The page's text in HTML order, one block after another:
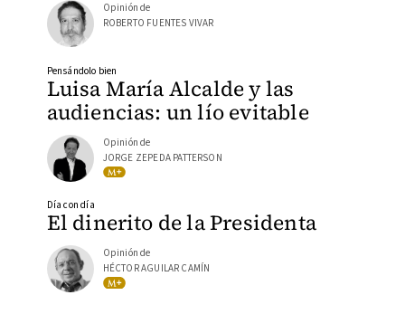
Opinión de
ROBERTO FUENTES VIVAR
Luisa María Alcalde y las
audiencias: un lío evitable
Pensándolo bien
Opinión de
JORGE ZEPEDA PATTERSON
El dinerito de la Presidenta
Día con día
Opinión de
HÉCTOR AGUILAR CAMÍN